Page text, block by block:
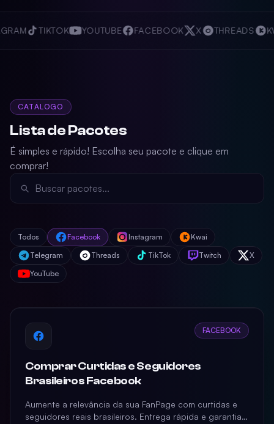
TIKTOK YOUTUBE FACEBOOK X THREADS
CATÁLOGO
Lista de Pacotes
É simples e rápido! Escolha seu pacote e clique em
comprar!
Todos Facebook Instagram
Kwai
Telegram
Threads TikTok Twitch
X
YouTube
FACEBOOK
Comprar Curtidas e Seguidores
Brasileiros Facebook
Aumente a relevância da sua FanPage com curtidas e
seguidores reais brasileiros. Entrega rápida e garantia